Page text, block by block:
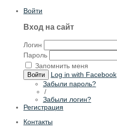
Войти
Вход на сайт
Логин
Пароль
Запомнить меня
Войти
Log in with Facebook
Забыли пароль?
/
Забыли логин?
Регистрация
Контакты